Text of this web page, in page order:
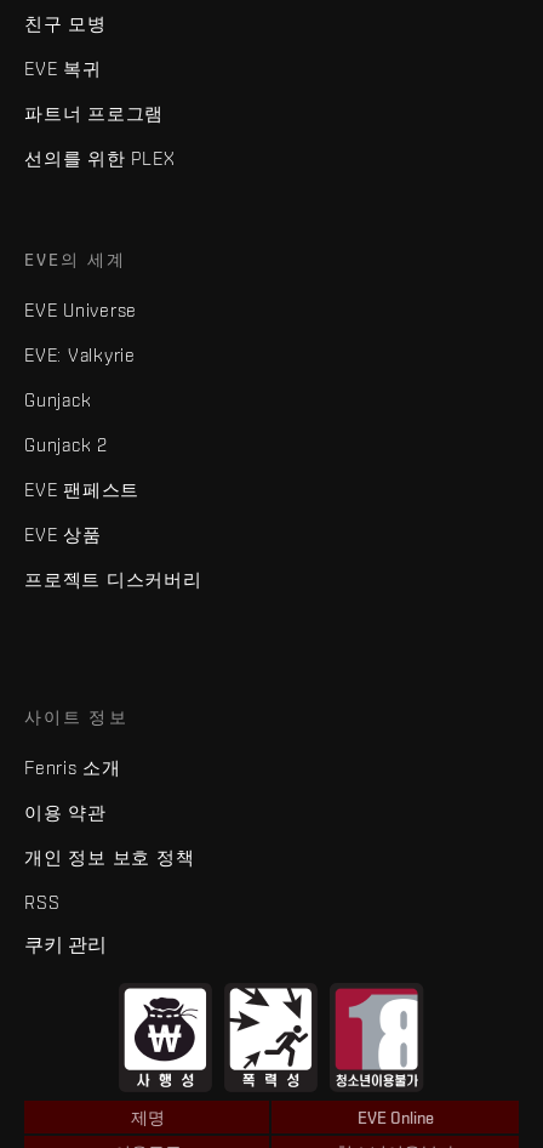
친구 모병
EVE 복귀
파트너 프로그램
선의를 위한 PLEX
EVE의 세계
EVE Universe
EVE: Valkyrie
Gunjack
Gunjack 2
EVE 팬페스트
EVE 상품
프로젝트 디스커버리
사이트 정보
Fenris 소개
이용 약관
개인 정보 보호 정책
RSS
쿠키 관리
제명
EVE Online